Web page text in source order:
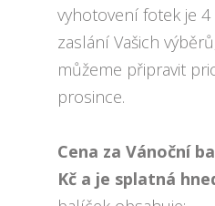
vyhotovení fotek je
zaslání Vašich
můžeme připravit
prosince.
Cena za Vánoční
Kč a je splatná